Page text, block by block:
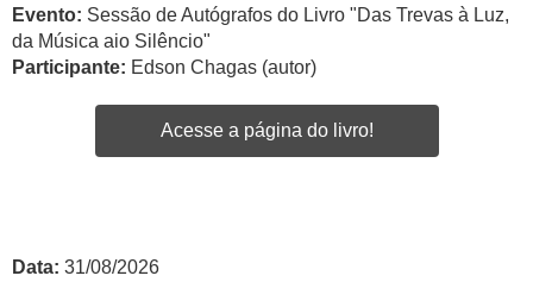
Evento: Sessão de Autógrafos do Livro "Das Trevas à Luz,
da Música aio Silêncio"
Participante: Edson Chagas (autor)
Acesse a página do livro!
Data: 31/08/2026